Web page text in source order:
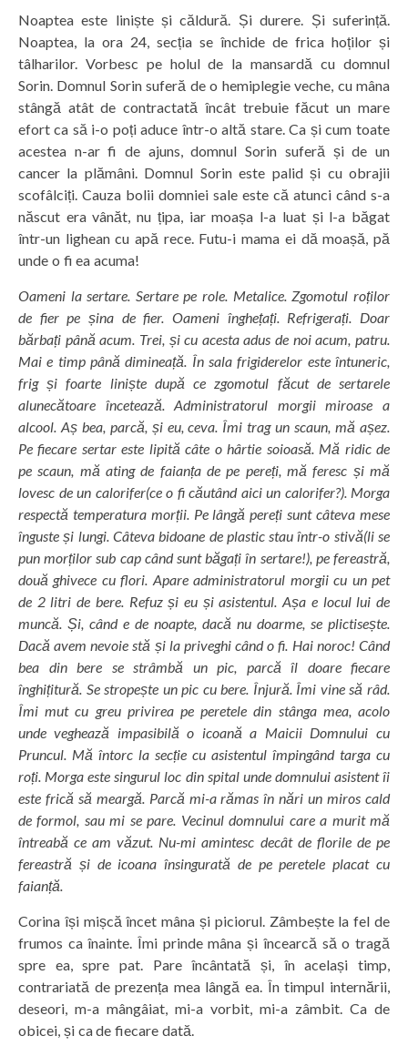
Noaptea este liniște și căldură. Și durere. Și suferință.
Noaptea, la ora 24, secția se închide de frica hoților și
tâlharilor. Vorbesc pe holul de la mansardă cu domnul
Sorin. Domnul Sorin suferă de o hemiplegie veche, cu mâna
stângă atât de contractată încât trebuie făcut un mare
efort ca să i-o poți aduce într-o altă stare. Ca și cum toate
acestea n-ar fi de ajuns, domnul Sorin suferă și de un
cancer la plămâni. Domnul Sorin este palid și cu obrajii
scofâlciți. Cauza bolii domniei sale este că atunci când s-a
născut era vânăt, nu țipa, iar moașa l-a luat și l-a băgat
într-un lighean cu apă rece. Futu-i mama ei dă moașă, pă
unde o fi ea acuma!
Oameni la sertare. Sertare pe role. Metalice. Zgomotul roților
de fier pe șina de fier. Oameni înghețați. Refrigerați. Doar
bărbați până acum. Trei, și cu acesta adus de noi acum, patru.
Mai e timp până dimineață. În sala frigiderelor este întuneric,
frig și foarte liniște după ce zgomotul făcut de sertarele
alunecătoare încetează. Administratorul morgii miroase a
alcool. Aș bea, parcă, și eu, ceva. Îmi trag un scaun, mă așez.
Pe fiecare sertar este lipită câte o hârtie soioasă. Mă ridic de
pe scaun, mă ating de faianța de pe pereți, mă feresc și mă
lovesc de un calorifer(ce o fi căutând aici un calorifer?). Morga
respectă temperatura morții. Pe lângă pereți sunt câteva mese
înguste și lungi. Câteva bidoane de plastic stau într-o stivă(li se
pun morților sub cap când sunt băgați în sertare!), pe fereastră,
două ghivece cu flori. Apare administratorul morgii cu un pet
de 2 litri de bere. Refuz și eu și asistentul. Așa e locul lui de
muncă. Și, când e de noapte, dacă nu doarme, se plictisește.
Dacă avem nevoie stă și la priveghi când o fi. Hai noroc! Când
bea din bere se strâmbă un pic, parcă îl doare fiecare
înghițitură. Se stropește un pic cu bere. Înjură. Îmi vine să râd.
Îmi mut cu greu privirea pe peretele din stânga mea, acolo
unde veghează impasibilă o icoană a Maicii Domnului cu
Pruncul. Mă întorc la secție cu asistentul împingând targa cu
roți. Morga este singurul loc din spital unde domnului asistent îi
este frică să meargă. Parcă mi-a rămas în nări un miros cald
de formol, sau mi se pare. Vecinul domnului care a murit mă
întreabă ce am văzut. Nu-mi amintesc decât de florile de pe
fereastră și de icoana însingurată de pe peretele placat cu
faianță.
Corina își mișcă încet mâna și piciorul. Zâmbește la fel de
frumos ca înainte. Îmi prinde mâna și încearcă să o tragă
spre ea, spre pat. Pare încântată și, în același timp,
contrariată de prezența mea lângă ea. În timpul internării,
deseori, m-a mângâiat, mi-a vorbit, mi-a zâmbit. Ca de
obicei, și ca de fiecare dată.